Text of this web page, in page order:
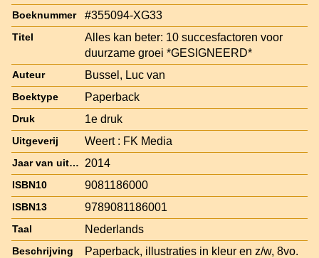
Boeknummer #355094-XG33
Titel
Alles kan beter: 10 succesfactoren voor
duurzame groei *GESIGNEERD*
Auteur Bussel, Luc van
Boektype Paperback
Druk 1e druk
Uitgeverij Weert : FK Media
Jaar van uitgave 2014
ISBN10 9081186000
ISBN13 9789081186001
Taal Nederlands
Beschrijving
Paperback, illustraties in kleur en z/w, 8vo.